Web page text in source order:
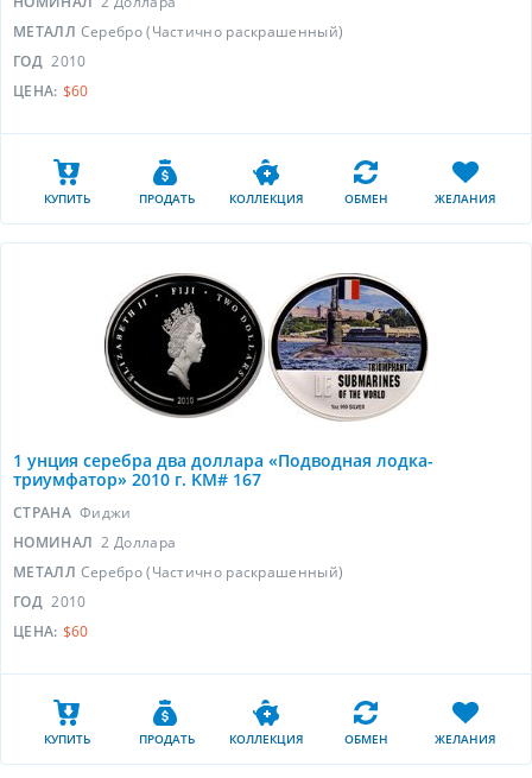
МЕТАЛЛ Серебро (Частично раскрашенный)
ГОД 2010
ЦЕНА: $60
КУПИТЬ ПРОДАТЬ КОЛЛЕКЦИЯ ОБМЕН ЖЕЛАНИЯ
1 унция серебра два доллара «Подводная лодка-
триумфатор» 2010 г. KM# 167
СТРАНА Фиджи
НОМИНАЛ 2 Доллара
МЕТАЛЛ Серебро (Частично раскрашенный)
ГОД 2010
ЦЕНА: $60
КУПИТЬ ПРОДАТЬ КОЛЛЕКЦИЯ ОБМЕН ЖЕЛАНИЯ